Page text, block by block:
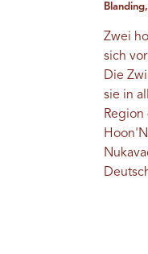
Zwei
sich
Die
sie in